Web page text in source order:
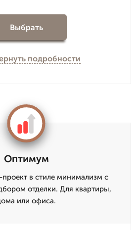
Выбрать
подробности
Оптимум
в стиле минимализм с
отделки. Для квартиры,
или офиса.